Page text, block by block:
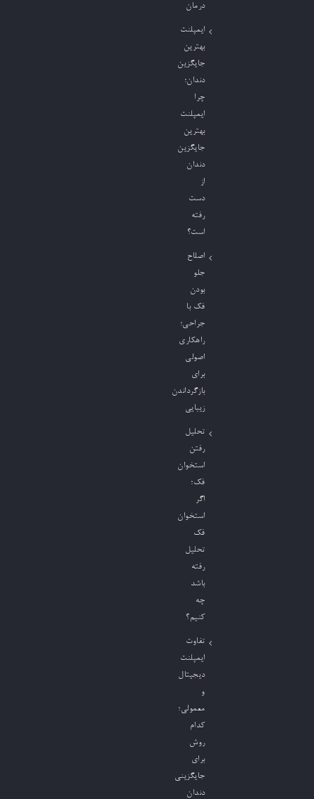
درمان
ایمپلنت
بهترین
جایگزین
دندان؛
چرا
ایمپلنت
بهترین
جایگزین
دندان
از
دست
رفته
است؟
اصلاح
جلو
بودن
فک با
جراحی؛
راهکاری
اصولی
برای
بازگرداندن
زیبایی
تحلیل
رفتن
استخوان
فک؛
اگر
استخوان
فک
تحلیل
رفته
باشد
چه
کنیم؟
تفاوت
ایمپلنت
دیجیتال
و
معمولی؛
کدام
روش
برای
جایگزینی
دندان